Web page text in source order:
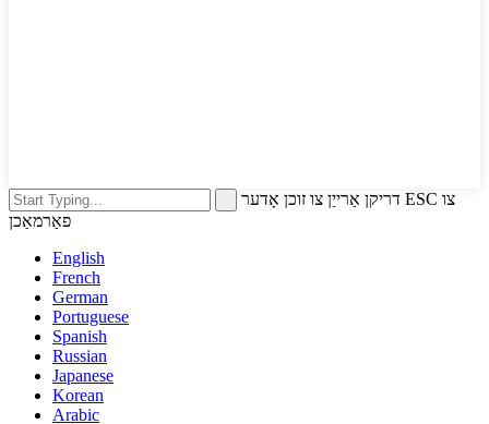
דריקן אַרייַן צו זוכן אָדער ESC צו
פאַרמאַכן
English
French
German
Portuguese
Spanish
Russian
Japanese
Korean
Arabic